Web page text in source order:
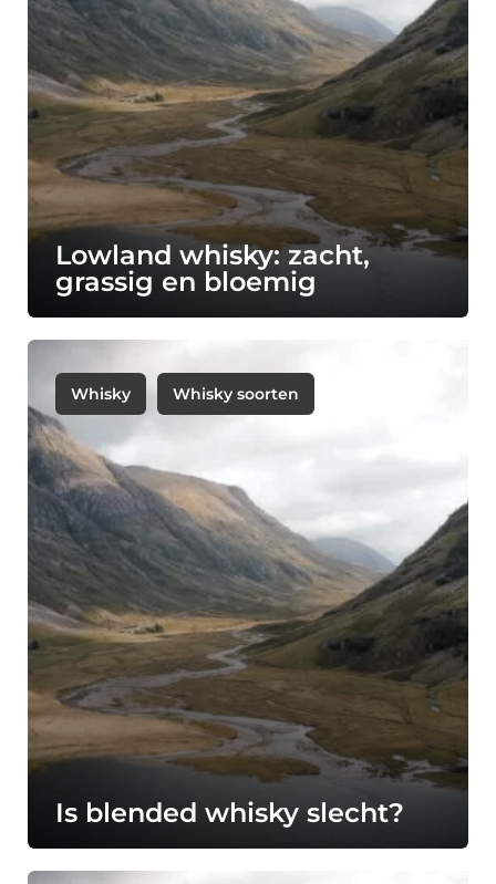
Lowland whisky: zacht,
grassig en bloemig
Whisky Whisky soorten
Is blended whisky slecht?